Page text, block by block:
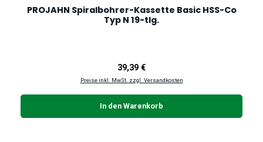
PROJAHN Spiralbohrer-Kassette Basic HSS-Co
Typ N 19-tlg.
Regulärer Preis:
39,39 €
Preise inkl. MwSt. zzgl. Versandkosten
In den Warenkorb